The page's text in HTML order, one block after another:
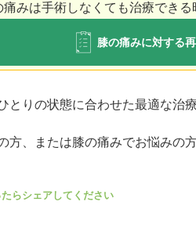
痛みは⼿術しなくても治療できる
膝の痛みに対する
とりの状態に合わせた最適な治
方、または膝の痛みでお悩みの